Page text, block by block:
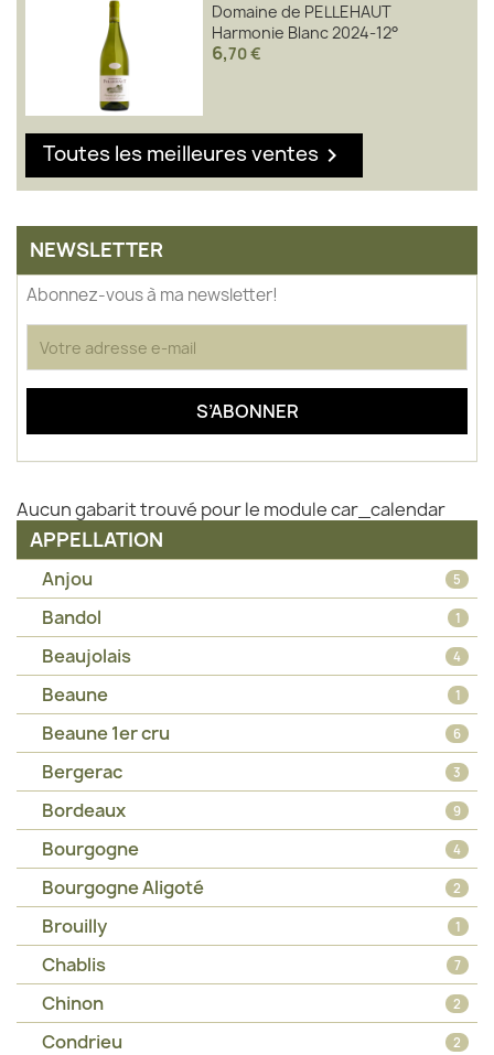
Domaine de PELLEHAUT
Harmonie Blanc 2024-12°
6,70 €
Toutes les meilleures ventes 
NEWSLETTER
Abonnez-vous à ma newsletter!
Aucun gabarit trouvé pour le module car_calendar
APPELLATION
Anjou 5
Bandol 1
Beaujolais 4
Beaune 1
Beaune 1er cru 6
Bergerac 3
Bordeaux 9
Bourgogne 4
Bourgogne Aligoté 2
Brouilly 1
Chablis 7
Chinon 2
Condrieu 2